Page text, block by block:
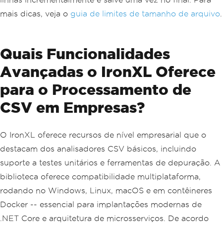
h {start}-{end}");
}
mais dicas, veja o guia de limites de tamanho de arquivo
Quais Funcionalidades
Avançadas o IronXL Oferece
para o Processamento de
CSV em Empresas?
O IronXL oferece recursos de nível empresarial que o
destacam dos analisadores CSV básicos, incluindo
suporte a testes unitários e ferramentas de depuração. A
biblioteca oferece compatibilidade multiplataforma,
rodando no Windows, Linux, macOS e em contêineres
Docker -- essencial para implantações modernas de
.NET Core e arquitetura de microsserviços. De acordo